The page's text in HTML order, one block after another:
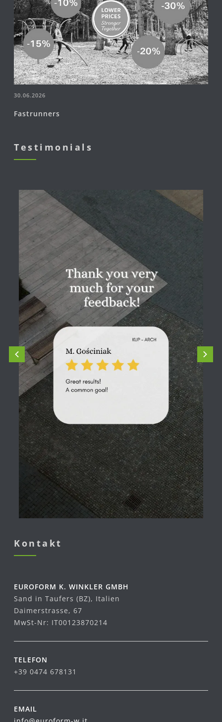
30.06.2026
Fastrunners
Testimonials
Kontakt
EUROFORM K. WINKLER GMBH
Sand in Taufers (BZ), Italien
Daimerstrasse, 67
MwSt-Nr: IT00123870214
TELEFON
+39 0474 678131
EMAIL